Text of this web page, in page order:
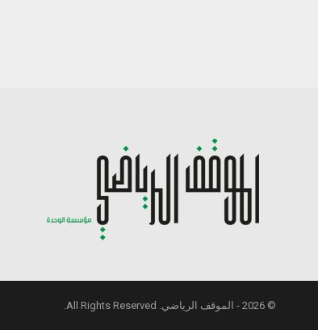
© 2026 - الموقف الرياضي. All Rights Reserved.